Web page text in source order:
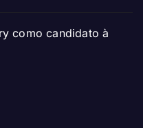
como candidato à